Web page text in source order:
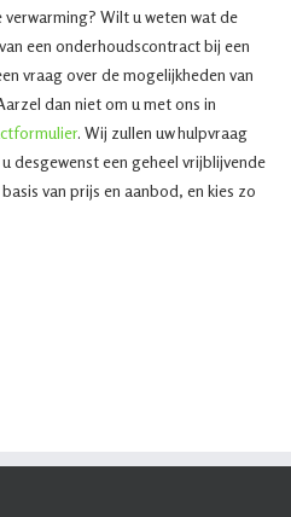
verwarming? Wilt u weten wat de
een onderhoudscontract bij een
vraag over de mogelijkheden van
dan niet om u met ons in
. Wij zullen uw hulpvraag
desgewenst een geheel vrijblijvende
van prijs en aanbod, en kies zo